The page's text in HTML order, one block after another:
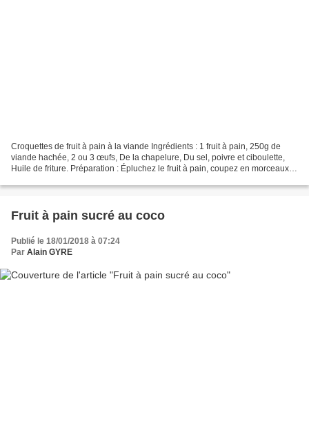
Croquettes de fruit à pain à la viande Ingrédients : 1 fruit à pain, 250g de
viande hachée, 2 ou 3 œufs, De la chapelure, Du sel, poivre et ciboulette,
Huile de friture. Préparation : Épluchez le fruit à pain, coupez en morceaux.
Fruit à pain sucré au coco
Publié le 18/01/2018 à 07:24
Par Alain GYRE